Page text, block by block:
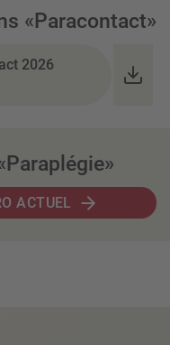
«Paracontact»
2026
ACTUEL